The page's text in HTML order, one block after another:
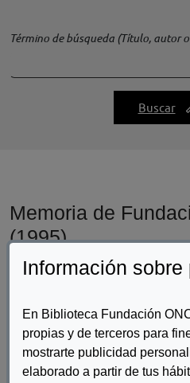
Información sobre
En Biblioteca Fundación
propias y de terceros para
mostrarte publicidad
elaborado a partir de tus
Término de búsqueda (Título, autor
Memoria de
(1995)